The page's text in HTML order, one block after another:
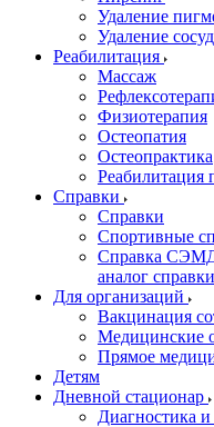
Удаление
Удаление
Реабилитация
Массаж
Физиотерапия
Остеопатия
Остеопрактика
Реабилитация
Справки
Справки
Спортивные
Справка
аналог
Для организаций
Вакцинация
Медицинские
Прямое
Детям
Дневной стационар
Диагностика